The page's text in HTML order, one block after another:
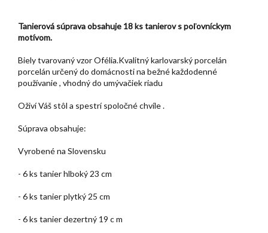
Tanierová súprava obsahuje 18 ks tanierov s poľovníckym
motívom.
Biely tvarovaný vzor Ofélia.Kvalitný karlovarský porcelán
porcelán určený do domácnosti na bežné každodenné
používanie , vhodný do umývačiek riadu
Oživí Váš stôl a spestrí spoločné chvíle .
Súprava obsahuje:
Vyrobené na Slovensku
- 6 ks tanier hlboký 23 cm
- 6 ks tanier plytký 25 cm
- 6 ks tanier dezertný 19 c m